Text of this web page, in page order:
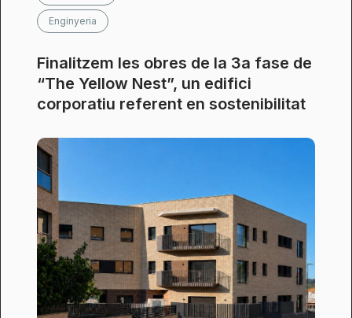
Enginyeria
Finalitzem les obres de la 3a fase de
“The Yellow Nest”, un edifici
corporatiu referent en sostenibilitat